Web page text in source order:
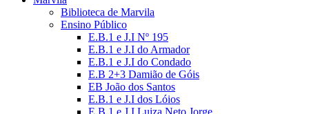
Biblioteca de Marvila
Ensino Público
E.B.1 e J.I Nº 195
E.B.1 e J.I do Armador
E.B.1 e J.I do Condado
E.B 2+3 Damião de Góis
EB João dos Santos
E.B.1 e J.I dos Lóios
E.B.1 e J.I Luiza Neto Jorge